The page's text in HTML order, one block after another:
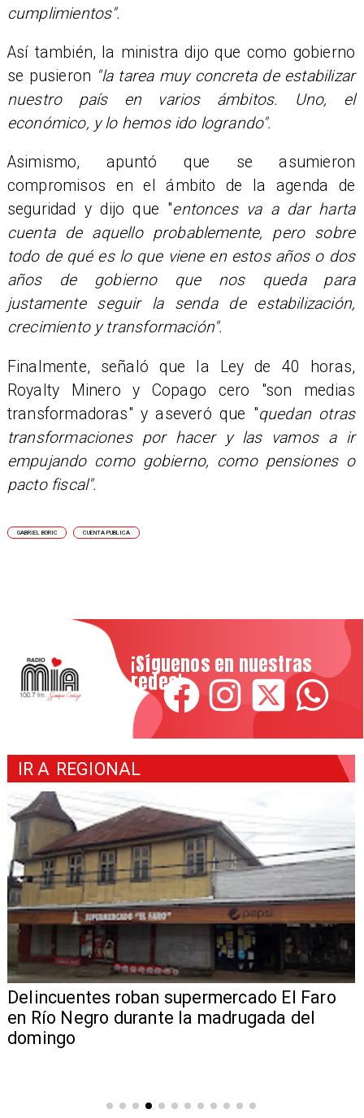
cumplimientos".
Así también, la ministra dijo que como gobierno
se pusieron "la tarea muy concreta de estabilizar
nuestro país en varios ámbitos. Uno, el
económico, y lo hemos ido logrando".
Asimismo, apuntó que se asumieron
compromisos en el ámbito de la agenda de
seguridad y dijo que "entonces va a dar harta
cuenta de aquello probablemente, pero sobre
todo de qué es lo que viene en estos años o dos
años de gobierno que nos queda para
justamente seguir la senda de estabilización,
crecimiento y transformación".
Finalmente, señaló que la Ley de 40 horas,
Royalty Minero y Copago cero "son medias
transformadoras" y aseveró que "quedan otras
transformaciones por hacer y las vamos a ir
empujando como gobierno, como pensiones o
pacto fiscal".
GABRIEL BORIC CUENTA PUBLICA
¡Síguenos en nuestras
redes!
IR A REGIONAL
Delincuentes roban supermercado El Faro
en Río Negro durante la madrugada del
domingo